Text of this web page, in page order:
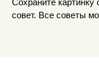
Сохраните
совет. Все советы